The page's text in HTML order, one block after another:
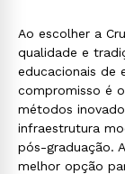
Ao escolher a
qualidade e
educacionais de
compromisso é
métodos
infraestrutura
pós-graduação.
melhor opção